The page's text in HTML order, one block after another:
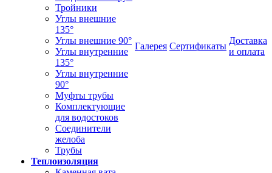
Тройники
Углы внешние
135°
Углы внешние 90°
Углы внутренние
135°
Углы внутренние
90°
Муфты трубы
Комплектующие
для водостоков
Соединители
желоба
Трубы
Теплоизоляция
Галерея Сертификаты
Доставка
и оплата